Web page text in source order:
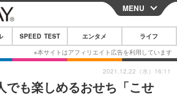
CLOSE
スマートフォン
MENU
SPEED TEST エンタメ ライフ
でも楽しめるおせち「こせ
2021.12.22（水）16:11